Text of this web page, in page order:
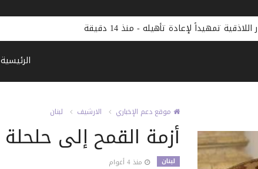
تمهيداً لإعادة تأهيله- منذ 14 دقيقة
الرئيسية
موقع دعم الإخباري الارشيف لبنان
أزمة القمح إلى حلحلة
لبنان منذ 4 أعوام